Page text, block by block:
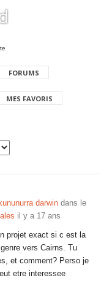
FORUMS
MES FAVORIS
darwin dans le
il y a 17 ans
projet exact si c est la
vers Cairns. Tu
et comment? Perso je
etre interessee